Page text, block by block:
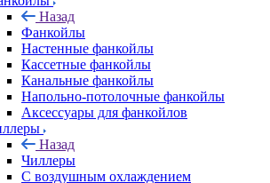
Назад
Фанкойлы
Настенные фанкойлы
Кассетные фанкойлы
Канальные фанкойлы
Напольно-потолочные фанкойлы
Аксессуары для фанкойлов
Назад
Чиллеры
С воздушным охлаждением